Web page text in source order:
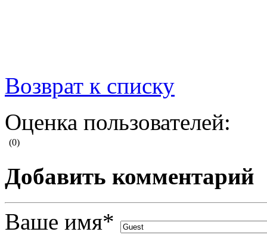
Возврат к списку
Оценка пользователей:
(0)
Добавить комментарий
Ваше имя*